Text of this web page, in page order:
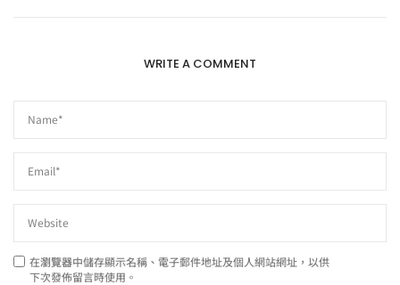
WRITE A COMMENT
在瀏覽器中儲存顯示名稱、電子郵件地址及個人網站網址，以供
下次發佈留言時使用。